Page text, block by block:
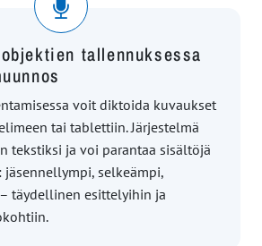
tallennuksessa
voit diktoida kuvaukset
tai tablettiin. Järjestelmä
tekstiksi ja voi parantaa sisältöjä
selkeämpi,
täydellinen esittelyihin ja